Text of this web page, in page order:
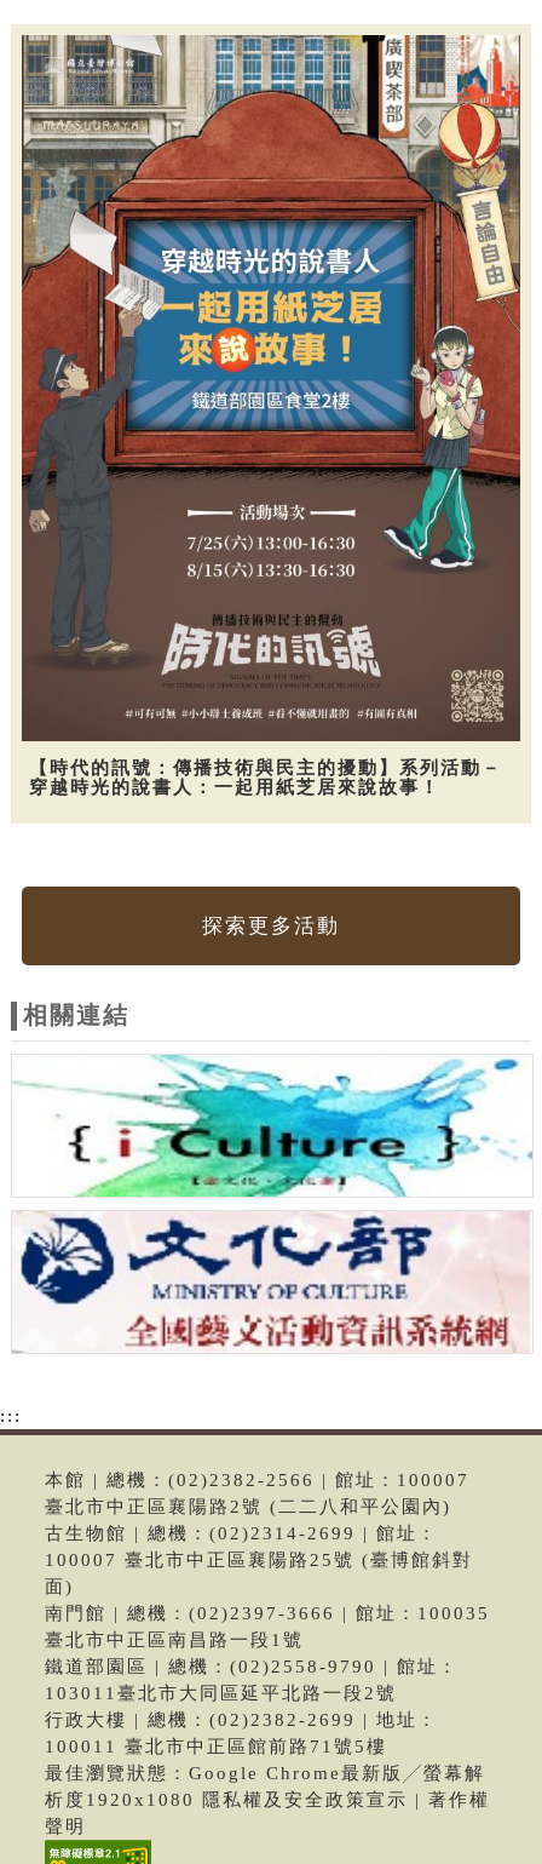
【時代的訊號：傳播技術與民主的擾動】系列活動－
穿越時光的說書人：一起用紙芝居來說故事！
探索更多活動
相關連結
:::
本館 | 總機：(02)2382-2566 | 館址：100007
臺北市中正區襄陽路2號 (二二八和平公園內)
古生物館 | 總機：(02)2314-2699 | 館址：
100007 臺北市中正區襄陽路25號 (臺博館斜對
面)
南門館 | 總機：(02)2397-3666 | 館址：100035
臺北市中正區南昌路一段1號
鐵道部園區 | 總機：(02)2558-9790 | 館址：
103011臺北市大同區延平北路一段2號
行政大樓 | 總機：(02)2382-2699 | 地址：
100011 臺北市中正區館前路71號5樓
最佳瀏覽狀態：Google Chrome最新版╱螢幕解
析度1920x1080 隱私權及安全政策宣示 | 著作權
聲明